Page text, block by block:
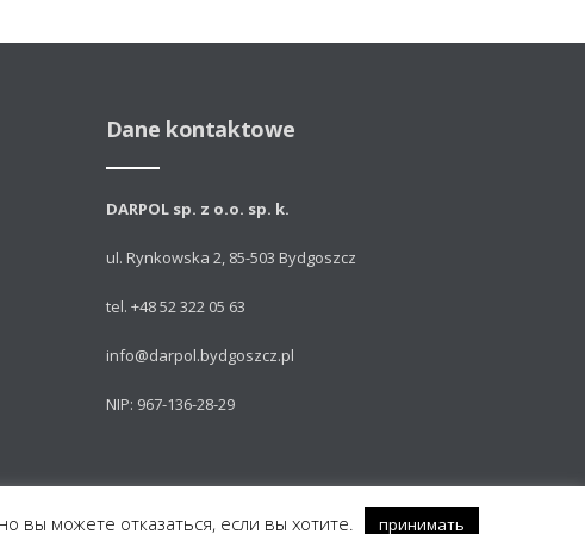
Dane kontaktowe
DARPOL sp. z o.o. sp. k.
ul. Rynkowska 2, 85-503 Bydgoszcz
tel. +48 52 322 05 63
info@darpol.bydgoszcz.pl
NIP: 967-136-28-29
вы можете отказаться, если вы хотите. принимать